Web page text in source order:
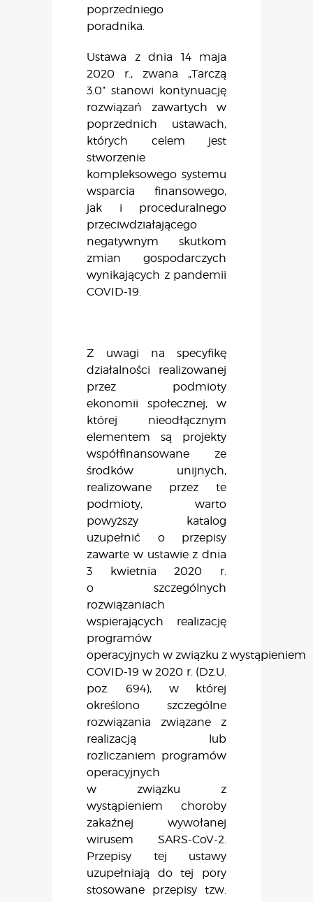
poprzedniego
poradnika.
Ustawa z dnia 14 maja
2020 r., zwana „Tarczą
3.0” stanowi kontynuację
rozwiązań zawartych w
poprzednich ustawach,
których celem jest
stworzenie
kompleksowego systemu
wsparcia finansowego,
jak i proceduralnego
przeciwdziałającego
negatywnym skutkom
zmian gospodarczych
wynikających z pandemii
COVID-19.
Z uwagi na specyfikę
działalności realizowanej
przez podmioty
ekonomii społecznej, w
której nieodłącznym
elementem są projekty
współfinansowane ze
środków unijnych,
realizowane przez te
podmioty, warto
powyższy katalog
uzupełnić o przepisy
zawarte w ustawie z dnia
3 kwietnia 2020 r.
o
szczególnych
rozwiązaniach
wspierających realizację
programów
operacyjnych w związku z wystąpieniem
COVID-19 w 2020 r. (Dz.U.
poz. 694), w której
określono szczególne
rozwiązania związane z
realizacją lub
rozliczaniem programów
operacyjnych
w związku z
wystąpieniem choroby
zakaźnej wywołanej
wirusem SARS-CoV-2.
Przepisy tej ustawy
uzupełniają do tej pory
stosowane przepisy tzw.